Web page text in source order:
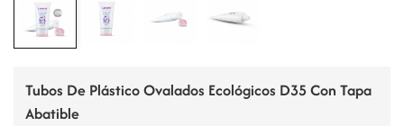
Tubos De Plástico Ovalados Ecológicos D35 Con Tapa
Abatible